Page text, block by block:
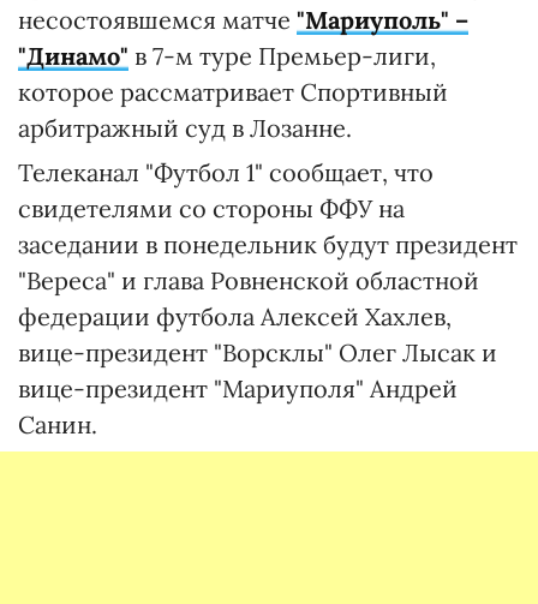
несостоявшемся матче "Мариуполь" –
"Динамо" в 7-м туре Премьер-лиги,
которое рассматривает Спортивный
арбитражный суд в Лозанне.
Телеканал "Футбол 1" сообщает, что
свидетелями со стороны ФФУ на
заседании в понедельник будут президент
"Вереса" и глава Ровненской областной
федерации футбола Алексей Хахлев,
вице-президент "Ворсклы" Олег Лысак и
вице-президент "Мариуполя" Андрей
Санин.